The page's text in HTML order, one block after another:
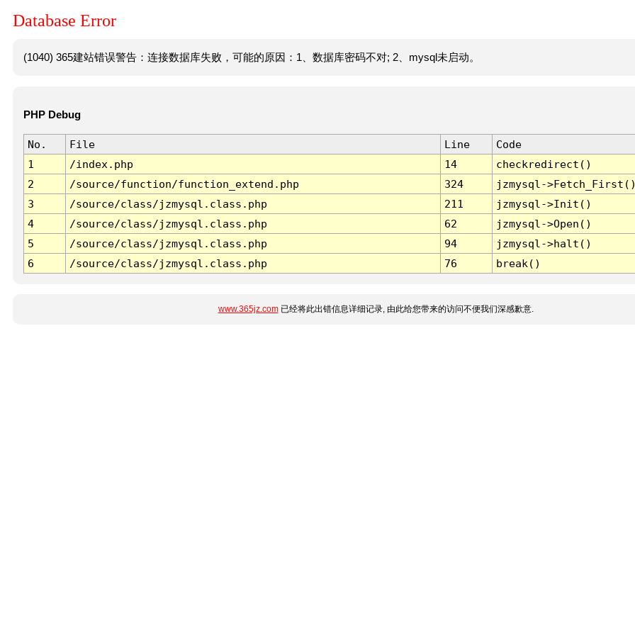
Database Error
(1040) 365建站错误警告：连接数据库失败，可能的原因：1、数据库密码不对; 2、mysql未启动。
PHP Debug
No. File Line
Code
1
/index.php 14
checkredirect()
2
/source/function/function_extend.php 324
jzmysql-
3
/source/class/jzmysql.class.php 211
jzmysql->Init()
4
/source/class/jzmysql.class.php 62
jzmysql->Open()
5
/source/class/jzmysql.class.php 94
jzmysql->halt()
6
/source/class/jzmysql.class.php 76 break()
www.365jz.com已经将此出错信息详细记录, 由此给您带来的访问不便我们深感歉意.